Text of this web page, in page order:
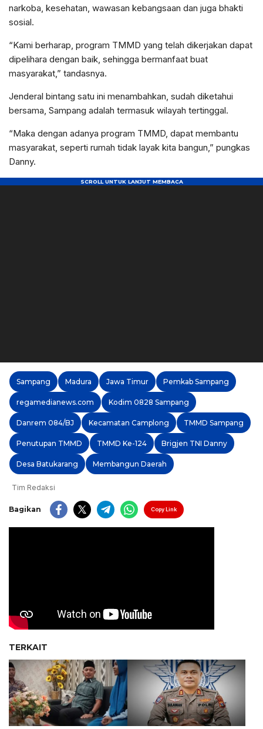
narkoba, kesehatan, wawasan kebangsaan dan juga bhakti
sosial.
“Kami berharap, program TMMD yang telah dikerjakan dapat
dipelihara dengan baik, sehingga bermanfaat buat
masyarakat,” tandasnya.
Jenderal bintang satu ini menambahkan, sudah diketahui
bersama, Sampang adalah termasuk wilayah tertinggal.
“Maka dengan adanya program TMMD, dapat membantu
masyarakat, seperti rumah tidak layak kita bangun,” pungkas
Danny.
Sampang Madura Jawa Timur Pemkab Sampang
regamedianews.com Kodim 0828 Sampang
Danrem 084/BJ Kecamatan Camplong TMMD Sampang
Penutupan TMMD TMMD Ke-124 Brigjen TNI Danny
Desa Batukarang Membangun Daerah
Tim Redaksi
Bagikan Copy Link
TERKAIT